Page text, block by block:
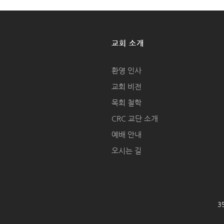
교회 소개
환영 인사
교회 비전
목회 철학
CRC 교단 소개
예배 안내
오시는 길